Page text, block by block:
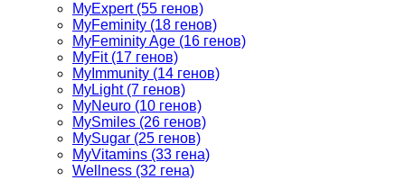
MyExpert (55 генов)
MyFeminity (18 генов)
MyFeminity Age (16 генов)
MyFit (17 генов)
MyImmunity (14 генов)
MyLight (7 генов)
MyNeuro (10 генов)
MySmiles (26 генов)
MySugar (25 генов)
MyVitamins (33 гена)
Wellness (32 гена)